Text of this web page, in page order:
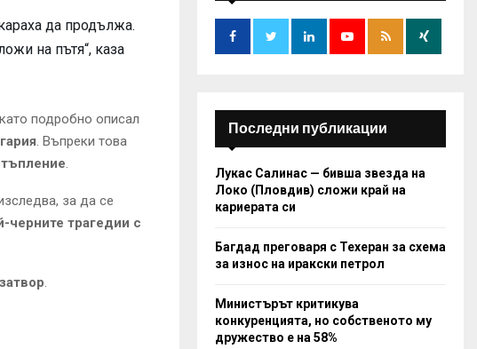
да продължа.
на пътя“, каза
подробно описал
. Въпреки това
.
за да се
черните трагедии с
.
:
R
Последни публикации
Лукас Салинас — бивша звезда на
Локо (Пловдив) сложи край на
кариерата си
Багдад преговаря с Техеран за схема
за износ на иракски петрол
Министърът критикува
конкуренцията, но собственото му
дружество е на 58%